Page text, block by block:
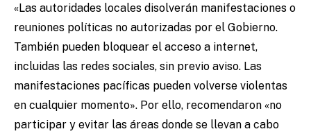
«Las autoridades locales disolverán manifestaciones o
reuniones políticas no autorizadas por el Gobierno.
También pueden bloquear el acceso a internet,
incluidas las redes sociales, sin previo aviso. Las
manifestaciones pacíficas pueden volverse violentas
en cualquier momento». Por ello, recomendaron «no
participar y evitar las áreas donde se llevan a cabo